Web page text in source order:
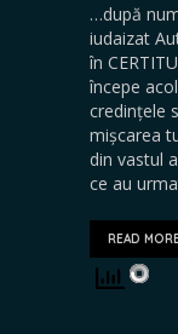
…după
iudaizat
în
începe
credințele
mișcarea
din vastul
ce au
READ